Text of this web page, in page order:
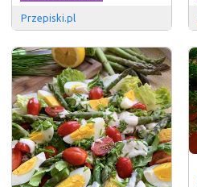
Przepiski.pl